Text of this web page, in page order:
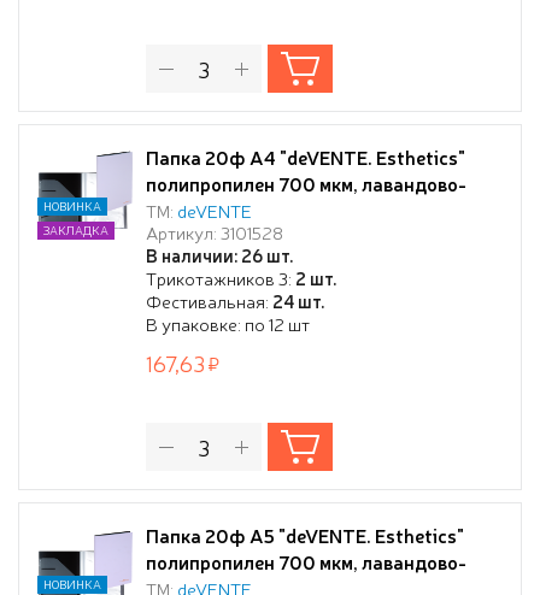
Папка 20ф А4 "deVENTE. Esthetics"
полипропилен 700 мкм, лавандово-
пепельная, фактура "soft-touch"
вкладыши 30 мкм, внутренний карман
160 мкм, индивидуальная упаковка,
ТМ: deVENTE
Артикул: 3101528
В наличии: 26 шт.
Трикотажников 3: 2 шт.
Фестивальная: 24 шт.
В упаковке: по 12 шт
НОВИНКА
ЗАКЛАДКА
167,63
Папка 20ф А5 "deVENTE. Esthetics"
полипропилен 700 мкм, лавандово-
пепельная, фактура "soft-touch"
ТМ: deVENTE
НОВИНКА